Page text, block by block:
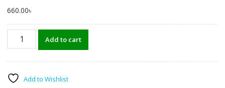
660.00৳
HERBS
Gano
30
Add to cart
Add to Wishlist